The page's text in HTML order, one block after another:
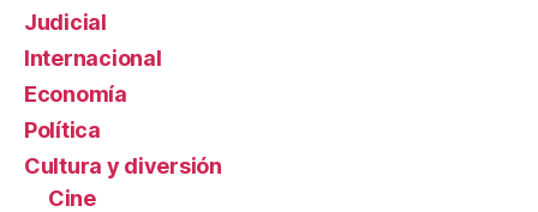
Judicial
Internacional
Economía
Política
Cultura y diversión
Cine